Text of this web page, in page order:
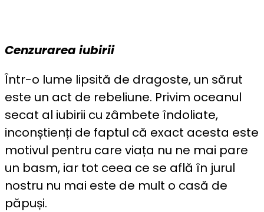
Cenzurarea iubirii
Într-o lume lipsită de dragoste, un sărut
este un act de rebeliune. Privim oceanul
secat al iubirii cu zâmbete îndoliate,
inconștienți de faptul că exact acesta este
motivul pentru care viața nu ne mai pare
un basm, iar tot ceea ce se află în jurul
nostru nu mai este de mult o casă de
păpuși.